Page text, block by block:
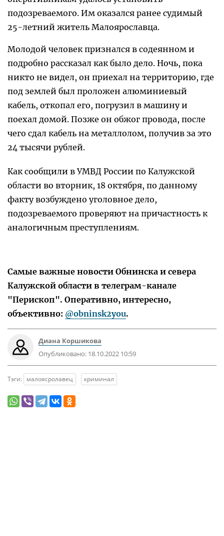
подозреваемого. Им оказался ранее судимый
25-летний житель Малоярославца.
Молодой человек признался в содеянном и
подробно рассказал как было дело. Ночь, пока
никто не видел, он приехал на территорию, где
под землей был проложен алюминиевый
кабель, откопал его, погрузил в машину и
поехал домой. Позже он обжог провода, после
чего сдал кабель на металлолом, получив за это
24 тысячи рублей.
Как сообщили в УМВД России по Калужской
области во вторник, 18 октября, по данному
факту возбуждено уголовное дело,
подозреваемого проверяют на причастность к
аналогичным преступлениям.
Самые важные новости Обнинска и севера
Калужской области в телеграм-канале
"Перископ". Оперативно, интересно,
объективно: @obninsk2you.
Диана Коршикова
Опубликовано: 18.10.2022 10:59
Тэги: малоясролавец криминал